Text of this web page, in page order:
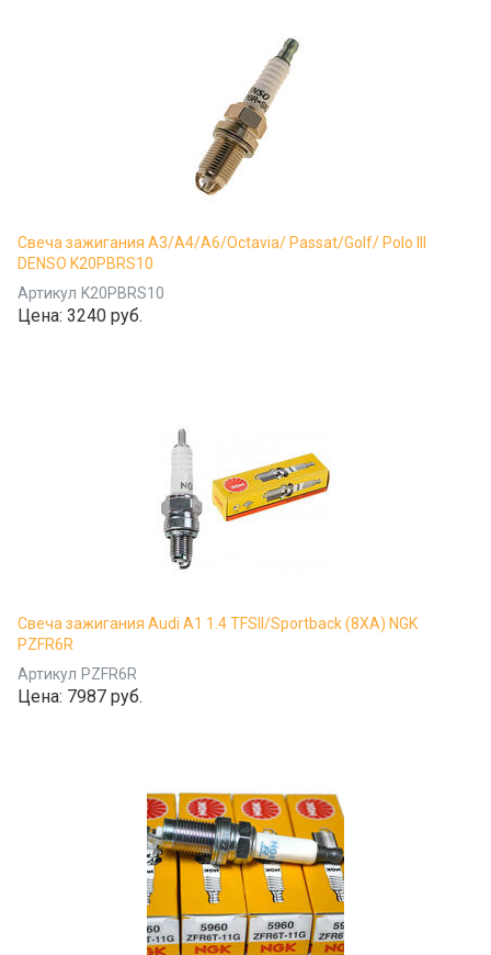
Свеча зажигания A3/A4/A6/Octavia/ Passat/Golf/ Polo III
DENSO K20PBRS10
Артикул K20PBRS10
Цена: 3240 руб.
Свеча зажигания Audi A1 1.4 TFSII/Sportback (8XA) NGK
PZFR6R
Артикул PZFR6R
Цена: 7987 руб.